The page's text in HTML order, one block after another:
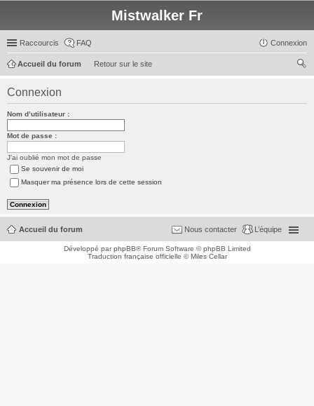
Mistwalker Fr
Raccourcis FAQ Connexion
Retour sur le site
Accueil du forum
Connexion
Nom d’utilisateur :
Mot de passe :
J’ai oublié mon mot de passe
Se souvenir de moi
Masquer ma présence lors de cette session
Accueil du forum L’équipe
Nous contacter
Développé parphpBB® Forum Software © phpBB Limited
Traduction française officielle ©Miles Cellar